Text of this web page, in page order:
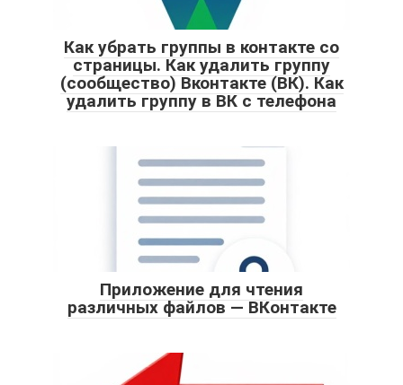
Как убрать группы в контакте со
страницы. Как удалить группу
(сообщество) Вконтакте (ВК). Как
удалить группу в ВК с телефона
Приложение для чтения
различных файлов — ВКонтакте